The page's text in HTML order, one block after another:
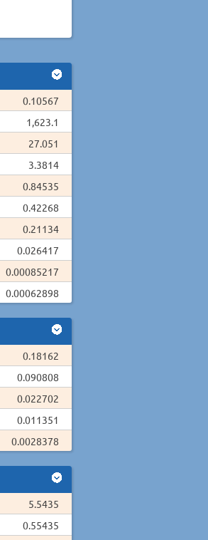
0.10567
1,623.1
27.051
3.3814
0.84535
0.42268
0.21134
0.026417
0.00085217
0.00062898
0.18162
0.090808
0.022702
0.011351
0.0028378
5.5435
0.55435